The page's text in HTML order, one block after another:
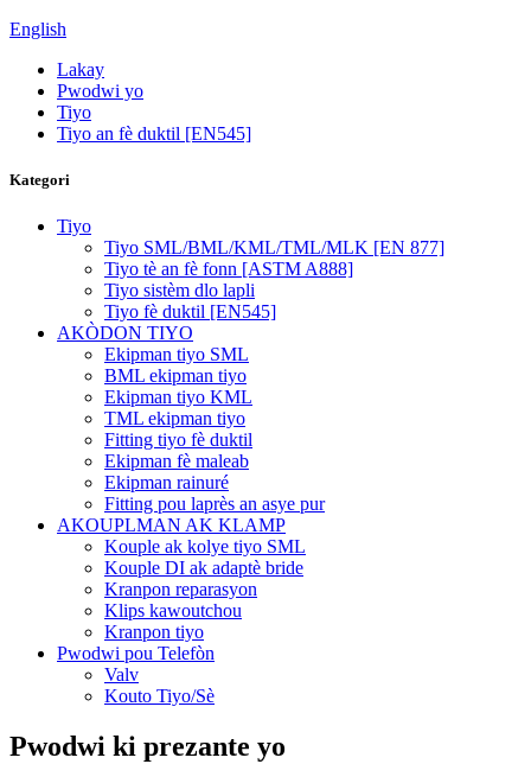
English
Lakay
Pwodwi yo
Tiyo
Tiyo an fè duktil [EN545]
Kategori
Tiyo
Tiyo SML/BML/KML/TML/MLK [EN 877]
Tiyo tè an fè fonn [ASTM A888]
Tiyo sistèm dlo lapli
Tiyo fè duktil [EN545]
AKÒDON TIYO
Ekipman tiyo SML
BML ekipman tiyo
Ekipman tiyo KML
TML ekipman tiyo
Fitting tiyo fè duktil
Ekipman fè maleab
Ekipman rainuré
Fitting pou laprès an asye pur
AKOUPLMAN AK KLAMP
Kouple ak kolye tiyo SML
Kouple DI ak adaptè bride
Kranpon reparasyon
Klips kawoutchou
Kranpon tiyo
Pwodwi pou Telefòn
Valv
Kouto Tiyo/Sè
Pwodwi ki prezante yo